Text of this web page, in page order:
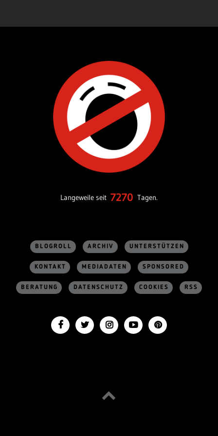
Langeweile seit 7270 Tagen.
BLOGROLL ARCHIV UNTERSTÜTZEN
KONTAKT MEDIADATEN SPONSORED
BERATUNG DATENSCHUTZ COOKIES RSS